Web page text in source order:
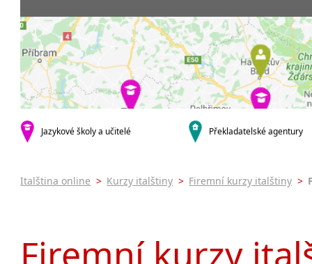
Praha 7
Praha 9
Praha 10
krajská města
Brno
Plzeň
malá města podle abecedy
kurzy s
Online
Letní
9-14 hodin týdně
20 a více hodin týdně
Večerní
Noční
Jazykové školy a učitelé Překladatelské agentury
Italština online > Kurzy italštiny > Firemní kurzy italštiny >
Firemní kurzy